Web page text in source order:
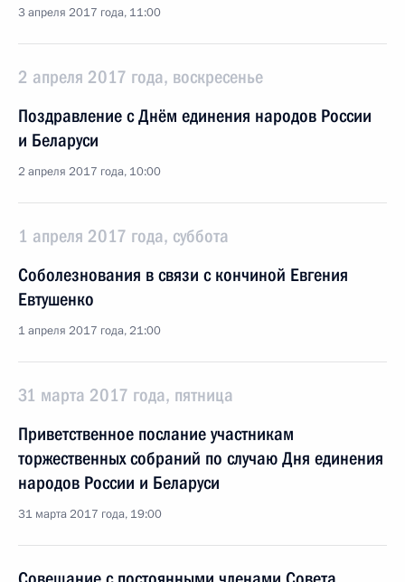
3 апреля 2017 года, 11:00
2 апреля 2017 года, воскресенье
Поздравление с Днём единения народов России
и Беларуси
2 апреля 2017 года, 10:00
1 апреля 2017 года, суббота
Соболезнования в связи с кончиной Евгения
Евтушенко
1 апреля 2017 года, 21:00
31 марта 2017 года, пятница
Приветственное послание участникам
торжественных собраний по случаю Дня единения
народов России и Беларуси
31 марта 2017 года, 19:00